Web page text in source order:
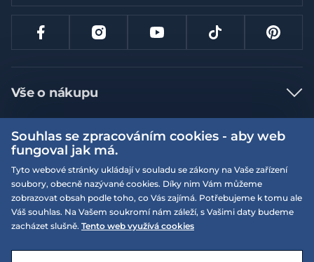
Vše o nákupu
Jak nakupovat
Nejčastější dotazy
Doprava a platba
Vrácení a výměna zboží
Reklamace
Více informací
Obchodní podmínky
Podmínky EQS věrnostního klubu
On-line katalogy
Naše prodejny
EQS Rudná
Souhlas se zpracováním cookies - aby web
fungoval jak má.
Tyto webové stránky ukládají v souladu se zákony na Vaše zařízení
soubory, obecně nazývané cookies. Díky nim Vám můžeme
zobrazovat obsah podle toho, co Vás zajímá. Potřebujeme k tomu ale
Váš souhlas. Na Vašem soukromí nám záleží, s Vašimi daty budeme
zacházet slušně. Tento web využívá cookies